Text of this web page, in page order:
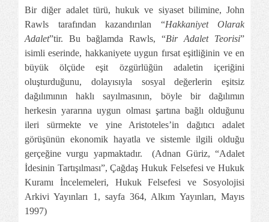
Bir diğer adalet türü, hukuk ve siyaset bilimine, John
Rawls tarafından kazandırılan “Hakkaniyet Olarak
Adalet”tir. Bu bağlamda Rawls, “Bir Adalet Teorisi”
isimli eserinde, hakkaniyete uygun fırsat eşitliğinin ve en
büyük ölçüde eşit özgürlüğün adaletin içeriğini
oluşturduğunu, dolayısıyla sosyal değerlerin eşitsiz
dağılımının haklı sayılmasının, böyle bir dağılımın
herkesin yararına uygun olması şartına bağlı olduğunu
ileri sürmekte ve yine Aristoteles’in dağıtıcı adalet
görüşünün ekonomik hayatla ve sistemle ilgili olduğu
gerçeğine vurgu yapmaktadır. (Adnan Güriz, “Adalet
İdesinin Tartışılması”, Çağdaş Hukuk Felsefesi ve Hukuk
Kuramı İncelemeleri, Hukuk Felsefesi ve Sosyolojisi
Arkivi Yayınları 1, sayfa 364, Alkım Yayınları, Mayıs
1997)